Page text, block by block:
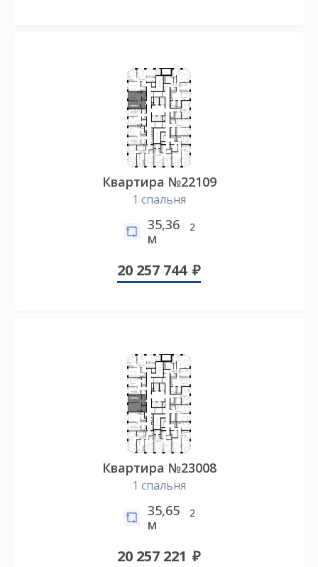
Квартира №22109
1 спальня
35,36
м
2
20 257 744
Квартира №23008
1 спальня
35,65
м
2
20 257 221